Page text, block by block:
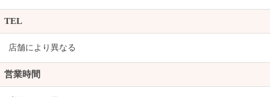
TEL
店舗により異なる
営業時間